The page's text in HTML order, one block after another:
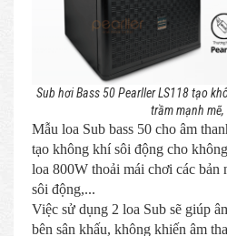
Sub hơi Bass 50 Pearller LS118 tạo
trầm mạnh
Mẫu loa Sub bass 50 cho âm
tạo không khí sôi động cho
loa 800W thoải mái chơi các bản
sôi động,...
Việc sử dụng 2 loa Sub sẽ giúp
bên sân khấu, không khiến âm